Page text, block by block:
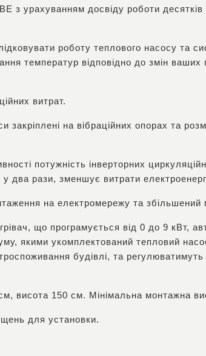
з урахуванням досвіду роботи
роботу теплового насосу та
температур відповідно до змін ваших
витрат.
на вібраційних опорах та
потужність інверторних
рази, зменшує витрати
на електромережу та збільшений
що програмується від 0 до 9 кВт,
якими укомплектований тепловий
будівлі, та регулюватимуть
висота 150 см. Мінімальна монтажна
для установки.